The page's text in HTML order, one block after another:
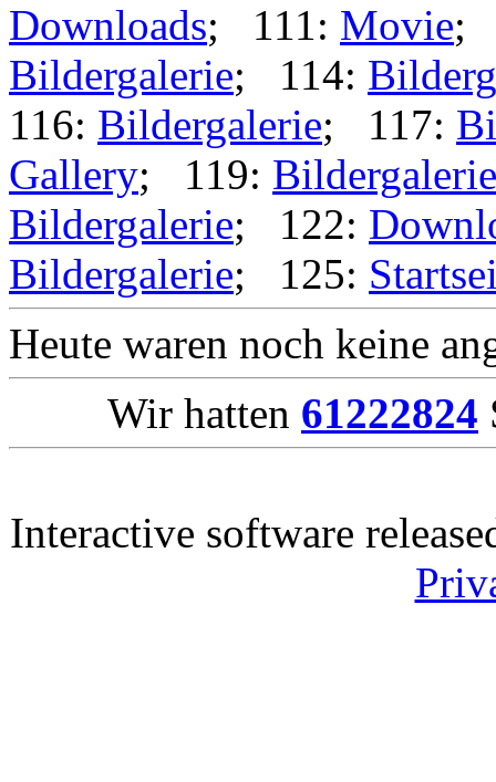
Downloads; 111: Movie;
Bildergalerie; 114:
116: Bildergalerie; 117:
Gallery; 119: Bildergalerie
Bildergalerie; 122:
Bildergalerie; 125:
Heute waren noch keine
Wir hatten 61222824
Interactive software